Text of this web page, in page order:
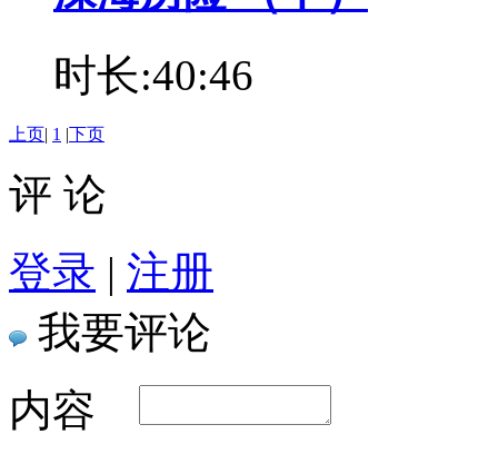
时长:40:46
上页| 1 |下页
评 论
登录 | 注册
我要评论
内容